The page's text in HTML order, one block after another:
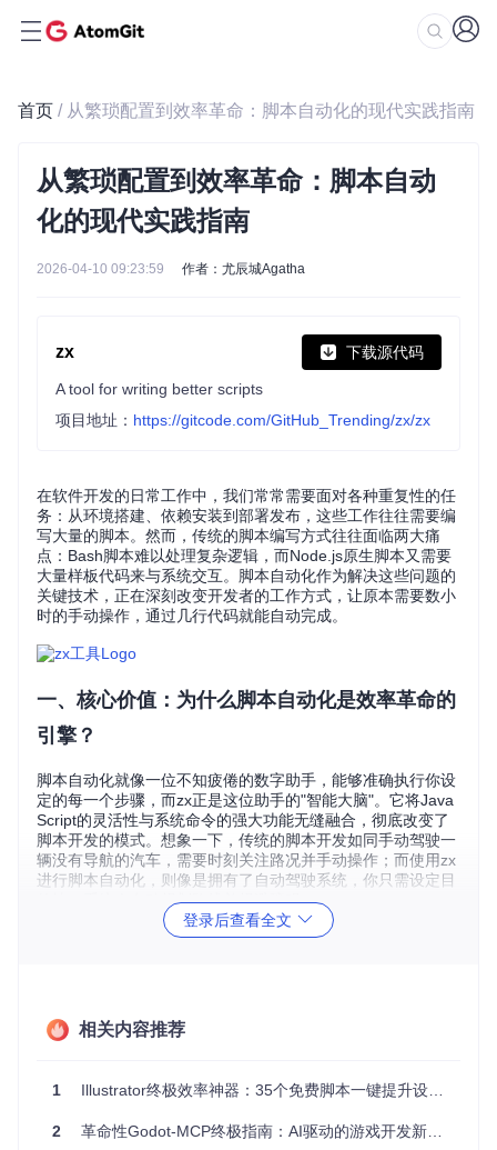
首页 / 从繁琐配置到效率革命：脚本自动化的现代实践指南
从繁琐配置到效率革命：脚本自动
化的现代实践指南
2026-04-10 09:23:59 作者：尤辰城Agatha
zx 下载源代码
A tool for writing better scripts
项目地址： https://gitcode.com/GitHub_Trending/zx/zx
在软件开发的日常工作中，我们常常需要面对各种重复性的任
务：从环境搭建、依赖安装到部署发布，这些工作往往需要编
写大量的脚本。然而，传统的脚本编写方式往往面临两大痛
点：Bash脚本难以处理复杂逻辑，而Node.js原生脚本又需要
大量样板代码来与系统交互。脚本自动化作为解决这些问题的
关键技术，正在深刻改变开发者的工作方式，让原本需要数小
时的手动操作，通过几行代码就能自动完成。
一、核心价值：为什么脚本自动化是效率革命的
引擎？
脚本自动化就像一位不知疲倦的数字助手，能够准确执行你设
定的每一个步骤，而zx正是这位助手的"智能大脑"。它将Java
Script的灵活性与系统命令的强大功能无缝融合，彻底改变了
脚本开发的模式。想象一下，传统的脚本开发如同手动驾驶一
辆没有导航的汽车，需要时刻关注路况并手动操作；而使用zx
进行脚本自动化，则像是拥有了自动驾驶系统，你只需设定目
的地，系统会自动规划路线并规避障碍。
zx的核心价值体现在三个方面：首先，它消除了JavaScript与
方案，让同一份脚本可以在不同操作系统上顺畅运行。
题？
在实际开发工作中，脚本自动化能够解决多种业务场景的痛点
登录后查看全文
相关内容推荐
1 Illustrator终极效率神器：35个免费脚本一键提升设计工作流
2 革命性Godot-MCP终极指南：AI驱动的游戏开发新范式